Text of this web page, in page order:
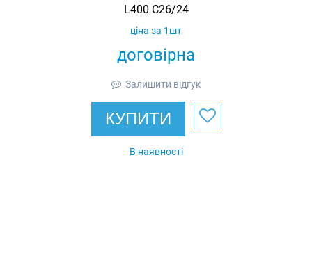
L400 C26/24
договірна
ціна за 1шт
Залишити відгук
КУПИТИ
В наявності